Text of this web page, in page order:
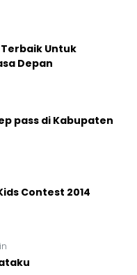
Untuk
Depan
pass di Kabupaten
Contest 2014